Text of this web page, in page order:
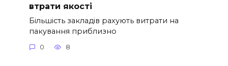
втрати якості
Більшість закладів рахують витрати на
пакування приблизно
0 8